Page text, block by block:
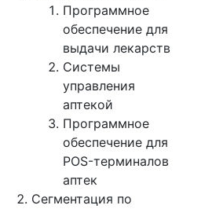
Программное
обеспечение для
выдачи лекарств
Системы
управления
аптекой
Программное
обеспечение для
POS-терминалов
аптек
Сегментация по